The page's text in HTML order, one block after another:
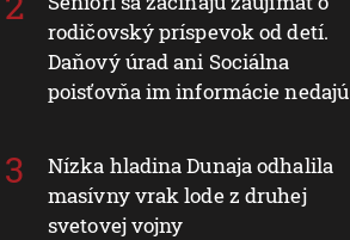
rodičovský príspevok od detí.
Daňový úrad ani Sociálna
poisťovňa im informácie nedajú
Nízka hladina Dunaja odhalila
masívny vrak lode z druhej
svetovej vojny